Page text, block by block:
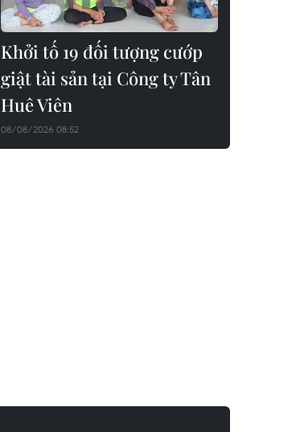
Khởi tố 19 đối tượng cướp
giật tài sản tại Công ty Tân
Huê Viên
08/08/2026 08:52